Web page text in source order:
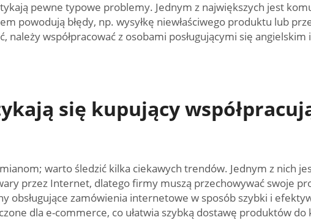
pewne typowe problemy. Jednym z największych jest
powodują błędy, np. wysyłkę niewłaściwego produktu lub
współpracować z osobami posługującymi się angielskim
się kupujący
warto śledzić kilka ciekawych trendów. Jednym z nich
przez Internet, dlatego firmy muszą przechowywać swoje
obsługujące zamówienia internetowe w sposób szybki i
dla e-commerce, co ułatwia szybką dostawę produktów do